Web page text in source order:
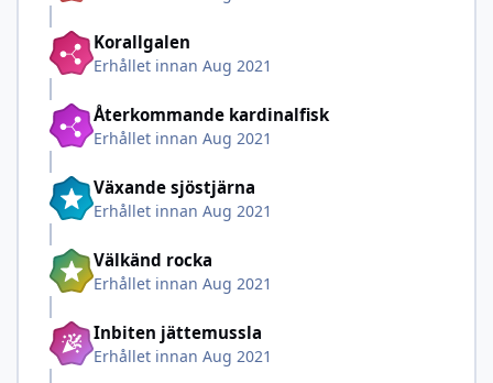
Korallgalen
Erhållet innan Aug 2021
Återkommande kardinalfisk
Erhållet innan Aug 2021
Växande sjöstjärna
Erhållet innan Aug 2021
Välkänd rocka
Erhållet innan Aug 2021
Inbiten jättemussla
Erhållet innan Aug 2021